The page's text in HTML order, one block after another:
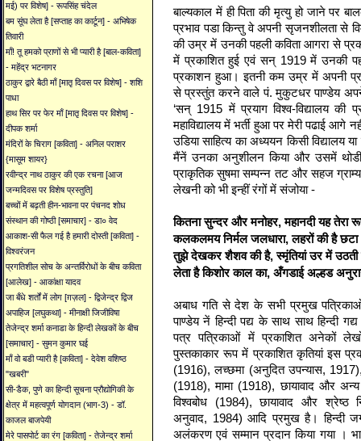
मई) पर विशेष] - रूपसिंह चंदेल
बम सूंघ लेता है [सप्ताह का कार्टून] - अभिषेक
तिवारी
माँ! तू हमको प्राणों से भी प्यारी है [बाल-कविता]
- महेंद्र भटनागर
ठाकुर द्वारे बैठी माँ [मातृ दिवस पर विशेष] - शशि
पाधा
हाथ सिर पर फेर माँ [मातृ दिवस पर विशेष] -
दीपक शर्मा
मंदिरों के चिराग [कविता] - अनिल पराशर
{मासूम शायर}
रवीन्द्र नाथ ठाकुर की एक रचना [आज
जन्मदिवस पर विशेष प्रस्तुति]
बच्चों में बढ़ती हीन-भावना पर पंचनद शोध
संस्थान की गोष्ठी [समाचार] - डा० वेद
आकाश-सी फैल गई है हमारी दोस्ती [कविता] -
विश्वरंजन
प्रगतिशील सोच के अन्तर्विरोधों के बीच कविता
[आलेख] - आकांक्षा यादव
जा बँधे शर्तों में लोग [ग़ज़ल] - द्विजेन्द्र द्विज
अपाहिज [लघुकथा] - मीनाक्षी जिजीविषा
तेजेन्द्र शर्मा कनाडा के हिन्दी लेखकों के बीच
[समाचार] - सुमन कुमार घई
माँ वो बडी प्यारी है [कविता] - देवेश वशिष्ठ
"खबरी"
सी-डैक, पुणे का हिन्दी सूचना प्रौद्योगिकी के
क्षेत्र में महत्वपूर्ण योगदान (भाग-3) - डॉ.
काजल बाजपेयी
मेरे पासपोर्ट का रंग [कविता] - तेजेन्द्र शर्मा
बाल्‍यकाल में ही पिता की मृत्यु हो जाने पर
प्रभाव पडा किन्तु वे अपनी सृजनशीलता से
की उम्र में उनकी पहली कविता आगरा से
में प्रकाशित हुई एवं सन् 1919 में उनकी
प्रकाशन हुआ। इतनी कम उम्र में अपनी
से प्रस्तुंत करने वाले पं. मुकुटधर पाण्डेय
‘सन् 1915 में प्रयाग विश्व-विद्यालय की
महाविद्यालय में भर्ती हुआ पर मेरी पढाई आगे
उडिया साहित्य का अध्ययन किसी विद्यालय
मैंनें उनका अनुशीलन किया और उसमें थोडी
प्राकृतिक सुषमा सम्पन्न तट और सहज
लेखनी को भी इन्हीं रंगों में संजोया -
कितना सुन्दर और मनोहर, महानदी यह तेरा
कलकलमय निर्मल जलधारा, लहरों की है
तुझे देखकर शैशव की है, स्मृंतियां उर में
लेता है किशोर काल का, अँगडाई अल्हड
अबाध गति से देश के सभी प्रमुख
पाण्डेय नें हिन्दी पद्य के साथ साथ हिन्दी
पत्र पत्रिकाओं में प्रकाशित अनेकों
पुस्तकाकार रूप में प्रकाशित कृतियां इस
(1916), लच्छमा (अनुदित उपन्यास,
(1918), मामा (1918), छायावाद और
विश्वबोध (1984), छायावाद और श्रेष्ठ
अनुवाद, 1984) आदि प्रमुख है। हिन्‍दी
अलंकरण एवं सम्मान प्रदान किया गया ।